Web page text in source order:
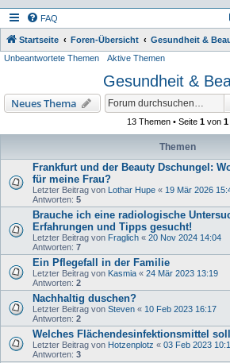
FAQ
Startseite Foren-Übersicht Gesundheit &
Unbeantwortete Themen Aktive Themen
Gesundheit &
Neues Thema
13 Themen • Seite 1 von 1
Themen
Frankfurt und der Beauty Dschungel:
für meine Frau?
Letzter Beitrag von Lothar Hupe « 19 Mär 2026
Antworten: 5
Brauche ich eine radiologische
Erfahrungen und Tipps gesucht!
Letzter Beitrag von Fraglich « 20 Nov 2024 14:04
Antworten: 7
Ein Pflegefall in der Familie
Letzter Beitrag von Kasmia « 24 Mär 2023 13:19
Antworten: 2
Nachhaltig duschen?
Letzter Beitrag von Steven « 10 Feb 2023 16:17
Antworten: 2
Welches Flächendesinfektionsmittel
Letzter Beitrag von Hotzenplotz « 03 Feb 2023
Antworten: 3